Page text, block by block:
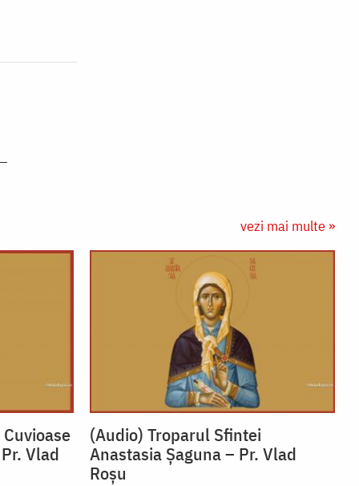
vezi mai multe »
Vlad
(Audio) Troparul Sfintei
Anastasia Șaguna – Pr. Vlad
Roșu